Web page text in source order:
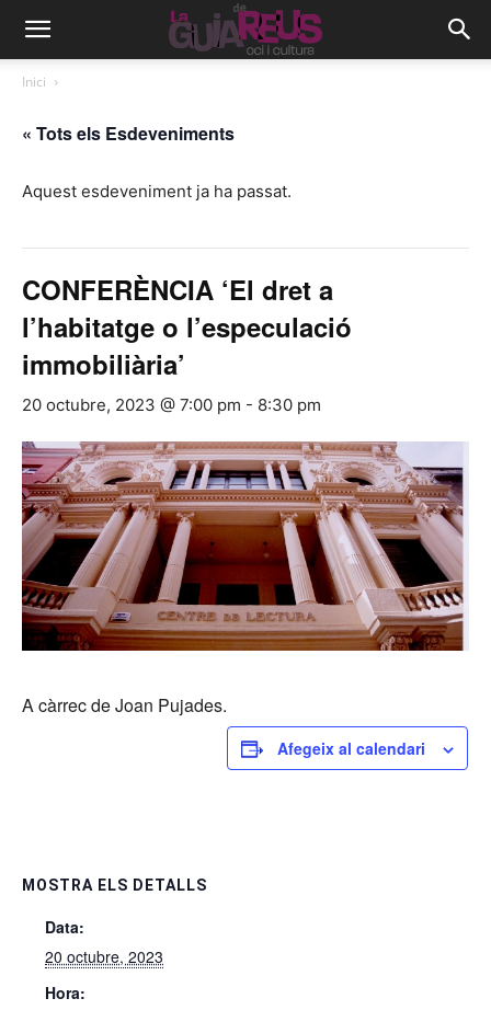
Inici
« Tots els Esdeveniments
Aquest esdeveniment ja ha passat.
CONFERÈNCIA ‘El dret a
l’habitatge o l’especulació
immobiliària’
20 octubre, 2023 @ 7:00 pm - 8:30 pm
A càrrec de Joan Pujades.
Afegeix al calendari
MOSTRA ELS DETALLS
Data:
20 octubre, 2023
Hora: